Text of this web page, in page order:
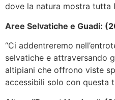
dove la natura mostra tutta
Aree Selvatiche e Guadi:
“Ci addentreremo
selvatiche e attraversando
altipiani che offrono viste
accessibili solo con questa